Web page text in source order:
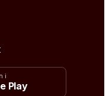
i
Play